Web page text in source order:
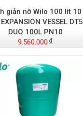
giản nỡ Wilo 100 lít 10
VESSEL DT5
DUO 100L PN10
9.560.000